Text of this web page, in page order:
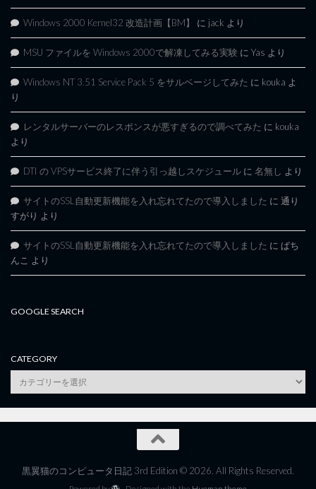
Windows 2000 Kernel32 改造計画【BM】 に jack より
MSU ファイルを Windows 2000で解凍してみる実験 に Yas より
Windows NT 3.51 Service Pack 5 をサルベージしてみた に kouka よ
り
レンタルサーバーのレスポンスが悪すぎるので調べてみた に kouka
より
DTI の VPSサービス終了に伴う引っ越しスケジュール に 名無し より
サイトのSSL自動更新機能を入れ忘れてたので導入しました に 通り
すがり より
サイトのSSL自動更新機能を入れ忘れてたので導入しました に ぱち
んこ より
GOOGLE SEARCH
CATEGORY
category
黒翼猫のコンピュータ日記 3rd Edition © 2026. All Rights Reserved.